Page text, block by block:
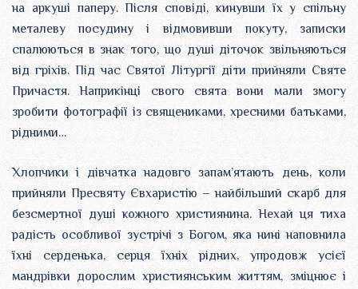
на аркуші паперу. Після сповіді, кинувши їх у спільну
металеву посудину і відмовивши покуту, записки
спалюються в знак того, що душі діточок звільняються
від гріхів. Під час Святої Літургії діти прийняли Святе
Причастя. Наприкінці свого свята вони мали змогу
зробити фотографії із священиками, хресними батьками,
рідними…
Хлопчики і дівчатка надовго запам’ятають день, коли
прийняли Пресвяту Євхаристію – найбільший скарб для
безсмертної душі кожного християнина. Нехай ця тиха
радість особливої зустрічі з Богом, яка нині наповнила
їхні серденька, серця їхніх рідних, упродовж усієї
мандрівки дорослим християнським життям, зміцнює і